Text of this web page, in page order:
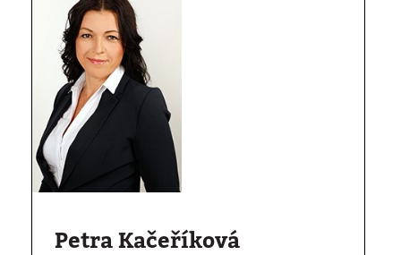
Petra Kačeříková